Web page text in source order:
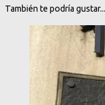
También te podría gustar...